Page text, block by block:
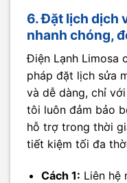
6. Đặt lịch dịch
nhanh chóng,
Điện Lạnh Limosa
pháp đặt lịch sửa
và dễ dàng, chỉ
tôi luôn đảm bảo
hỗ trợ trong thời
tiết kiệm tối đa
Cách 1: Liên hệ